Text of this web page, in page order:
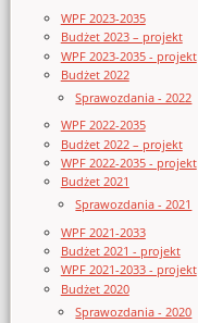
WPF 2023-2035
Budżet 2023 – projekt
WPF 2023-2035 - projekt
Budżet 2022
Sprawozdania - 2022
WPF 2022-2035
Budżet 2022 – projekt
WPF 2022-2035 - projekt
Budżet 2021
Sprawozdania - 2021
WPF 2021-2033
Budżet 2021 - projekt
WPF 2021-2033 - projekt
Budżet 2020
Sprawozdania - 2020